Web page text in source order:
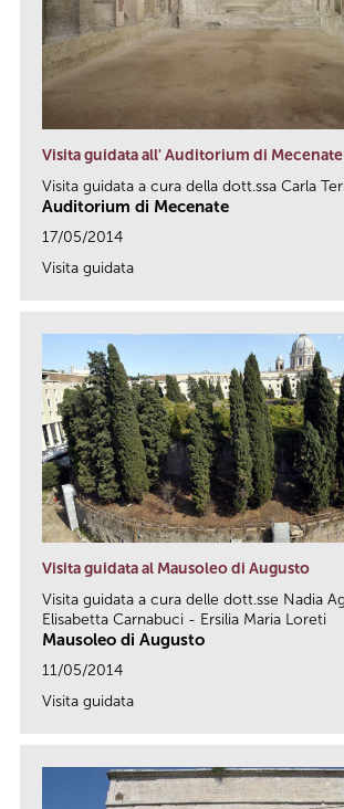
Visita guidata all' Auditorium di Mecenate
Visita guidata a cura della dott.ssa Carla
Auditorium di Mecenate
17/05/2014
Visita guidata
Visita guidata al Mausoleo di Augusto
Visita guidata a cura delle dott.sse Nadia
Elisabetta Carnabuci - Ersilia Maria Loreti
Mausoleo di Augusto
11/05/2014
Visita guidata